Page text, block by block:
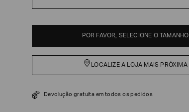
POR FAVOR, SELECIONE O TAMANHO
LOCALIZE A LOJA MAIS PRÓXIMA
Devolução gratuita em todos os pedidos